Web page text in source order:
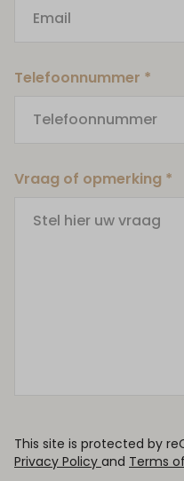
Telefoonnummer *
Vraag of opmerking *
This site is protected by
Privacy Policy and Terms